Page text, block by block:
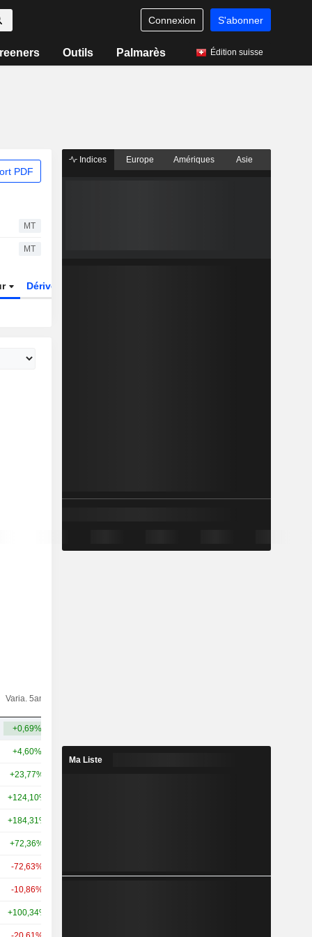
Connexion S'abonner
Outils Palmarès Édition suisse
PDF
MT
MT
Dérivés
Varia. 5ans
+0,69%
+4,60%
+23,77%
+124,10%
+184,31%
+72,36%
-72,63%
-10,86%
+100,34%
Indices Europe Amériques Asie
Ma Liste